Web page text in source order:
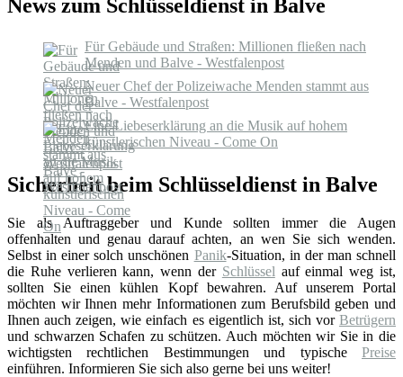
News zum Schlüsseldienst in Balve
Für Gebäude und Straßen: Millionen fließen nach
Menden und Balve - Westfalenpost
Neuer Chef der Polizeiwache Menden stammt aus
Balve - Westfalenpost
Eine Liebeserklärung an die Musik auf hohem
künstlerischen Niveau - Come On
Sicherheit beim Schlüsseldienst in Balve
Sie als Auftraggeber und Kunde sollten immer die Augen
offenhalten und genau darauf achten, an wen Sie sich wenden.
Selbst in einer solch unschönen Panik-Situation, in der man schnell
die Ruhe verlieren kann, wenn der Schlüssel auf einmal weg ist,
sollten Sie einen kühlen Kopf bewahren. Auf unserem Portal
möchten wir Ihnen mehr Informationen zum Berufsbild geben und
Ihnen auch zeigen, wie einfach es eigentlich ist, sich vor Betrügern
und schwarzen Schafen zu schützen. Auch möchten wir Sie in die
wichtigsten rechtlichen Bestimmungen und typische Preise
einführen. Informieren Sie sich also gerne bei uns weiter!